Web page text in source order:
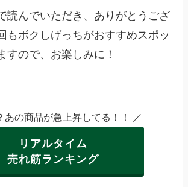
読んでいただき、ありがとうござ
もボクしげっちがおすすめスポッ
すので、お楽しみに！
あの商品が急上昇してる！！ ／
リアルタイム
売れ筋ランキング